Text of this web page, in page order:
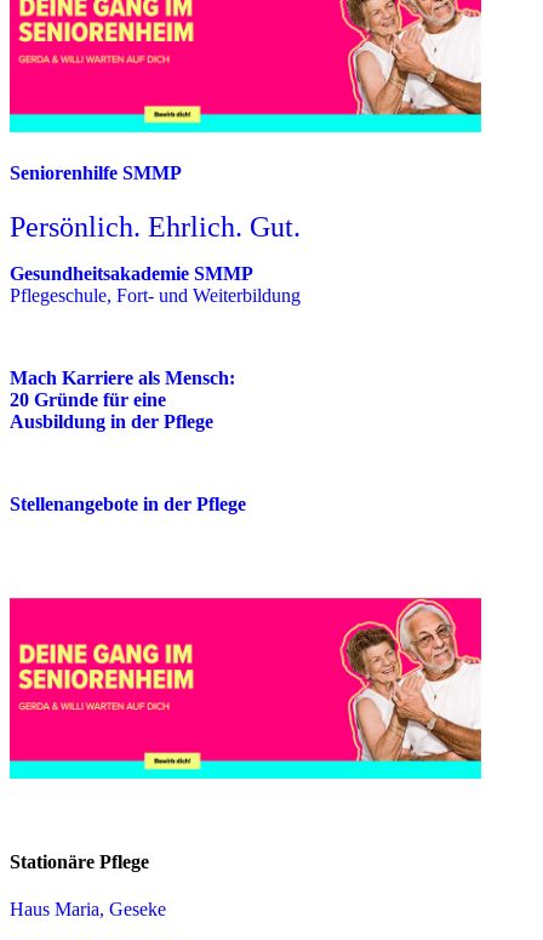
Seniorenhilfe SMMP
Persönlich. Ehrlich. Gut.
Gesundheitsakademie SMMP
Pflegeschule, Fort- und Weiterbildung
Mach Karriere als Mensch:
20 Gründe für eine
Ausbildung in der Pflege
Stellenangebote in der Pflege
Stationäre Pflege
Haus Maria, Geseke